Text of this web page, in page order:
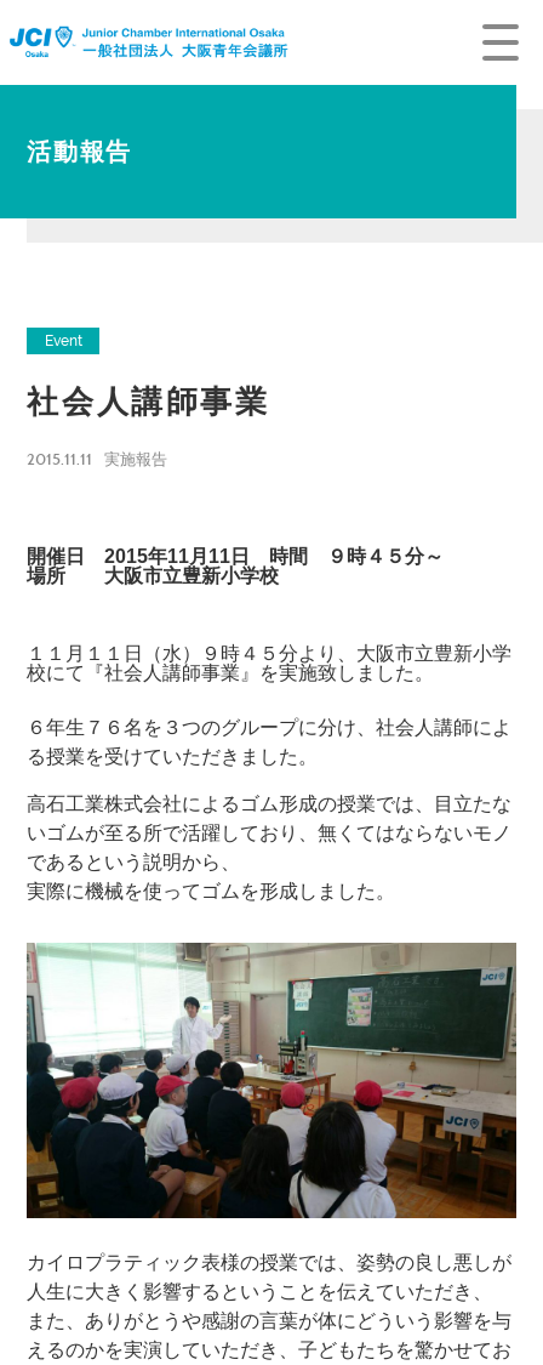
活動報告
Event
社会人講師事業
2015.11.11 実施報告
開催日 2015年11月11日 時間 ９時４５分～
場所 大阪市立豊新小学校
１１月１１日（水）９時４５分より、大阪市立豊新小学
校にて『社会人講師事業』を実施致しました。
６年生７６名を３つのグループに分け、社会人講師によ
る授業を受けていただきました。
高石工業株式会社によるゴム形成の授業では、目立たな
いゴムが至る所で活躍しており、無くてはならないモノ
であるという説明から、
実際に機械を使ってゴムを形成しました。
カイロプラティック表様の授業では、姿勢の良し悪しが
人生に大きく影響するということを伝えていただき、
また、ありがとうや感謝の言葉が体にどういう影響を与
えるのかを実演していただき、子どもたちを驚かせてお